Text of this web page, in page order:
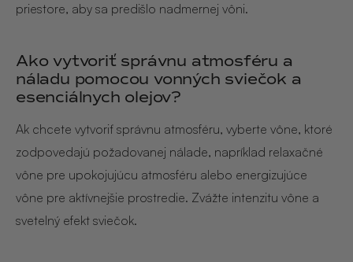
priestore, aby sa predišlo nadmernej vôni.
Ako vytvoriť správnu atmosféru a
náladu pomocou vonných sviečok a
esenciálnych olejov?
Ak chcete vytvoriť správnu atmosféru, vyberte vône, ktoré
zodpovedajú požadovanej nálade, napríklad relaxačné
vône pre upokojujúcu atmosféru alebo energizujúce
vône pre aktívnejšie prostredie. Zvážte intenzitu vône a
svetelný efekt sviečok.